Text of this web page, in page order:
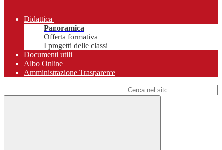
Didattica
Panoramica
Offerta formativa
I progetti delle classi
Documenti utili
Albo Online
Amministrazione Trasparente